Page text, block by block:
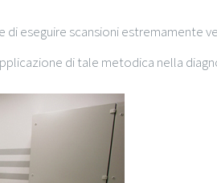
di eseguire scansioni
di tale metodica nella